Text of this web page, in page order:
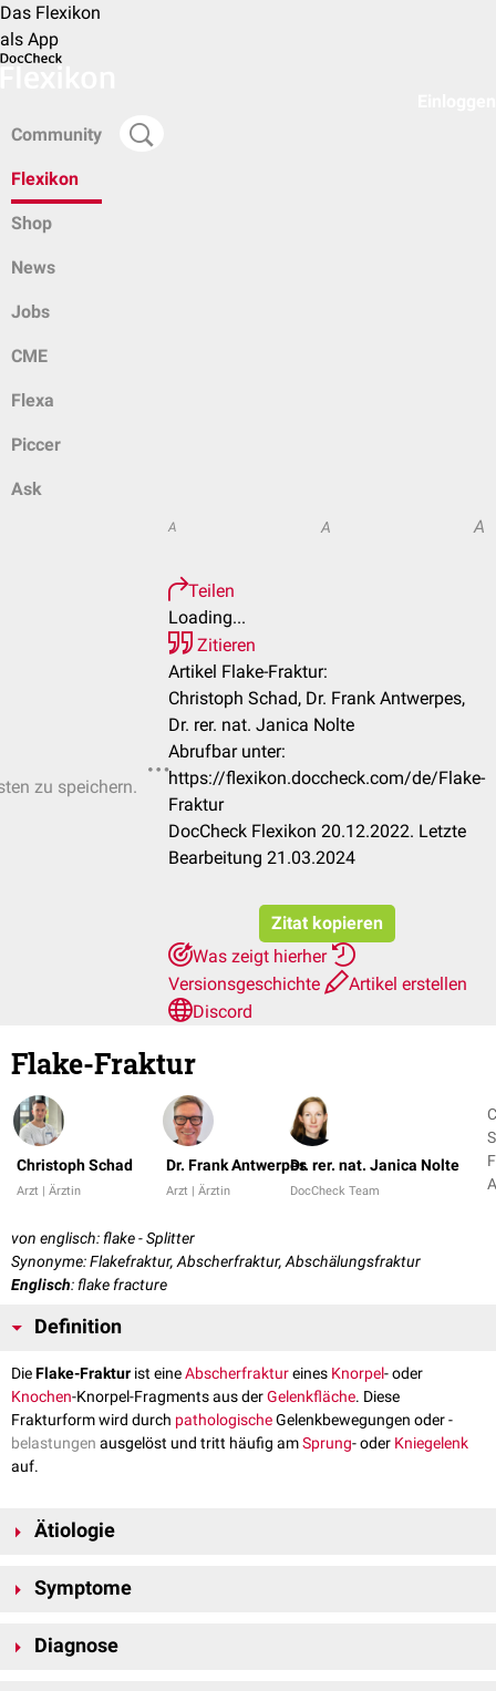
Das Flexikon
als App
Community
Flexikon
Shop
News
Jobs
CME
Flexa
Piccer
Ask
zu speichern.
A A A
Teilen
Loading...
Zitieren
Artikel Flake-Fraktur:
Christoph Schad, Dr. Frank Antwerpes,
Dr. rer. nat. Janica Nolte
Abrufbar unter:
https://flexikon.doccheck.com/de/Flake-
Fraktur
DocCheck Flexikon 20.12.2022. Letzte
Bearbeitung 21.03.2024
Zitat kopieren
Was zeigt hierher
Versionsgeschichte
Artikel erstellen
Discord
Flake-Fraktur
Christoph Schad
Arzt | Ärztin
Dr. Frank Antwerpes
Arzt | Ärztin
Dr. rer. nat. Janica Nolte
DocCheck Team
von englisch: flake - Splitter
Synonyme: Flakefraktur, Abscherfraktur, Abschälungsfraktur
Englisch: flake fracture
Definition
DieFlake-Fraktur ist eineAbscherfraktureines Knorpel- oder
Knochen-Knorpel-Fragments aus derGelenkfläche. Diese
Frakturform wird durch pathologischeGelenkbewegungen oder -
belastungen ausgelöst und tritt häufig amSprung- oder Kniegelenk
auf.
Ätiologie
DistorsionenoderLuxationen
Symptome
Schwellungenim betroffenen Gelenk auf, zudem kommt es zu
Diagnose